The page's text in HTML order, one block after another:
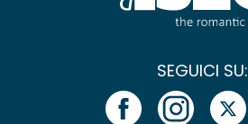
SEGUICI SU: